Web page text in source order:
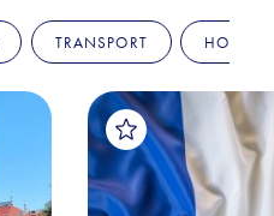
TRANSPORT